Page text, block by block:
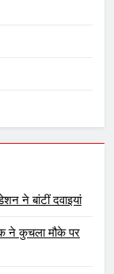
ने बांटीं दवाइयां
ने कुचला मौके पर